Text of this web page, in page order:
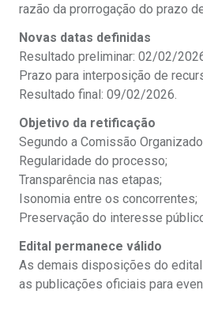
razão da prorrogação do prazo
Novas datas definidas
Resultado preliminar: 02/02/
Prazo para interposição de
Resultado final: 09/02/2026.
Objetivo da retificação
Segundo a Comissão
Regularidade do processo;
Transparência nas etapas;
Isonomia entre os concorrentes;
Preservação do interesse
Edital permanece válido
As demais disposições do edital
as publicações oficiais para